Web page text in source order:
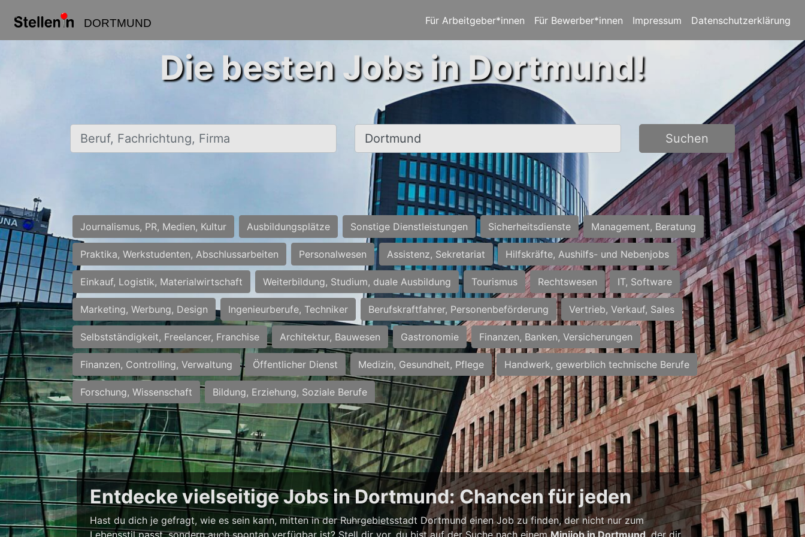
DORTMUND Für Arbeitgeber*innen Für Bewerber*innen Impressum Datenschutzerklärung
Die besten Jobs in Dortmund!
Beruf, Fachrichtung, Firma Ort, Stadt Suchen
Journalismus, PR, Medien, Kultur Ausbildungsplätze Sonstige Dienstleistungen Sicherheitsdienste Management, Beratung
Praktika, Werkstudenten, Abschlussarbeiten Personalwesen Assistenz, Sekretariat Hilfskräfte, Aushilfs- und Nebenjobs
Einkauf, Logistik, Materialwirtschaft Weiterbildung, Studium, duale Ausbildung Tourismus Rechtswesen IT, Software
Marketing, Werbung, Design Ingenieurberufe, Techniker Berufskraftfahrer, Personenbeförderung Vertrieb, Verkauf, Sales
Selbstständigkeit, Freelancer, Franchise Architektur, Bauwesen Gastronomie Finanzen, Banken, Versicherungen
Finanzen, Controlling, Verwaltung Öffentlicher Dienst Medizin, Gesundheit, Pflege Handwerk, gewerblich technische Berufe
Forschung, Wissenschaft Bildung, Erziehung, Soziale Berufe
Entdecke vielseitige Jobs in Dortmund: Chancen für jeden
Hast du dich je gefragt, wie es sein kann, mitten in der Ruhrgebietsstadt Dortmund einen Job zu finden, der nicht nur zum